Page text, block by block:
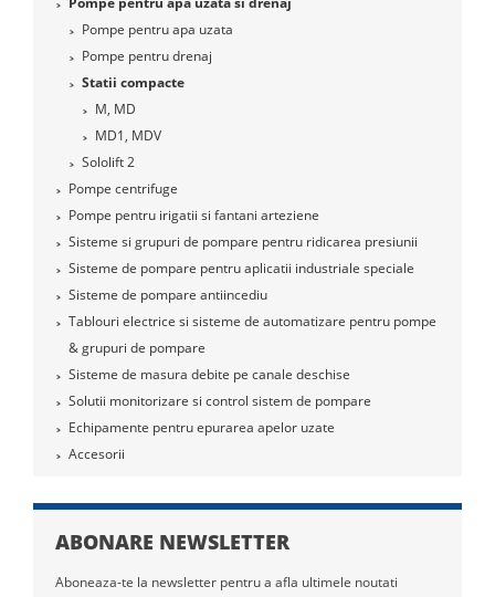
Pompe pentru apa uzata
Pompe pentru drenaj
Statii compacte
M, MD
MD1, MDV
Sololift 2
Pompe centrifuge
Pompe pentru irigatii si fantani arteziene
Sisteme si grupuri de pompare pentru ridicarea presiunii
Sisteme de pompare pentru aplicatii industriale speciale
Sisteme de pompare antiincediu
Tablouri electrice si sisteme de automatizare pentru pompe
& grupuri de pompare
Sisteme de masura debite pe canale deschise
Solutii monitorizare si control sistem de pompare
Echipamente pentru epurarea apelor uzate
Accesorii
ABONARE NEWSLETTER
Aboneaza-te la newsletter pentru a afla ultimele noutati